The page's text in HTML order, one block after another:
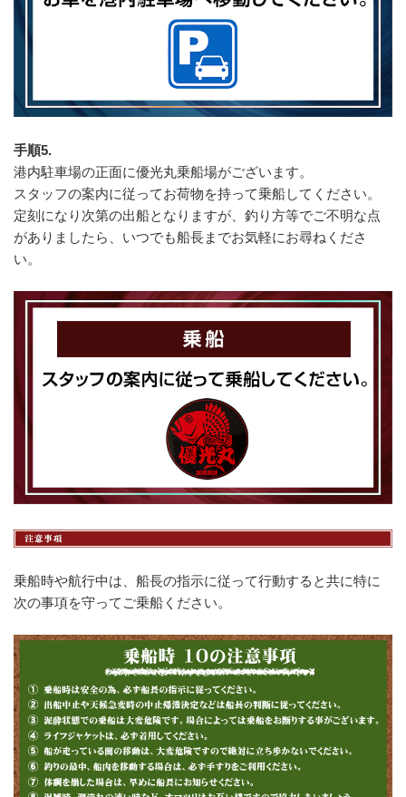
手順5.
港内駐車場の正面に優光丸乗船場がございます。
スタッフの案内に従ってお荷物を持って乗船してください。
定刻になり次第の出船となりますが、釣り方等でご不明な点
がありましたら、いつでも船長までお気軽にお尋ねくださ
い。
乗船時や航行中は、船長の指示に従って行動すると共に特に
次の事項を守ってご乗船ください。